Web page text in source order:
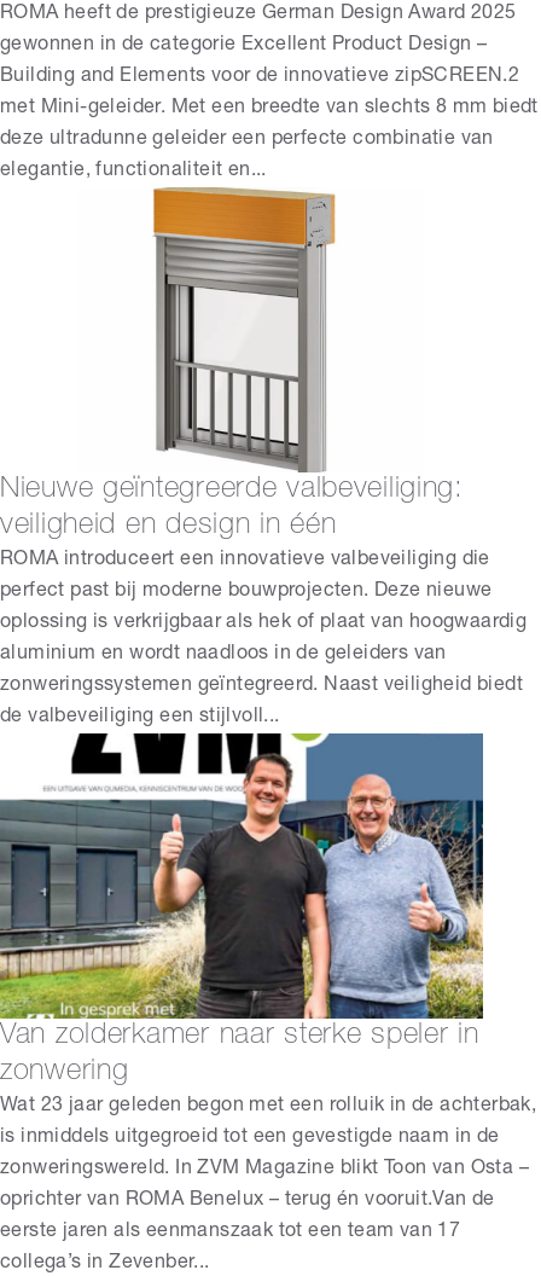
ROMA heeft de prestigieuze German Design Award 2025
gewonnen in de categorie Excellent Product Design –
Building and Elements voor de innovatieve zipSCREEN.2
met Mini-geleider. Met een breedte van slechts 8 mm biedt
deze ultradunne geleider een perfecte combinatie van
elegantie, functionaliteit en...
Nieuwe geïntegreerde valbeveiliging:
veiligheid en design in één
ROMA introduceert een innovatieve valbeveiliging die
perfect past bij moderne bouwprojecten. Deze nieuwe
oplossing is verkrijgbaar als hek of plaat van hoogwaardig
aluminium en wordt naadloos in de geleiders van
zonweringssystemen geïntegreerd. Naast veiligheid biedt
de valbeveiliging een stijlvoll...
Van zolderkamer naar sterke speler in
zonwering
Wat 23 jaar geleden begon met een rolluik in de achterbak,
is inmiddels uitgegroeid tot een gevestigde naam in de
zonweringswereld. In ZVM Magazine blikt Toon van Osta –
oprichter van ROMA Benelux – terug én vooruit.Van de
eerste jaren als eenmanszaak tot een team van 17
collega’s in Zevenber...